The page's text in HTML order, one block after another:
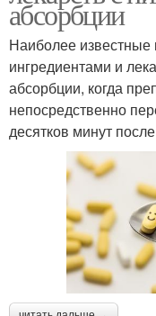
абсорбции
Наиболее
ингредиентами и
абсорбции, когда
непосредственно
десятков минут